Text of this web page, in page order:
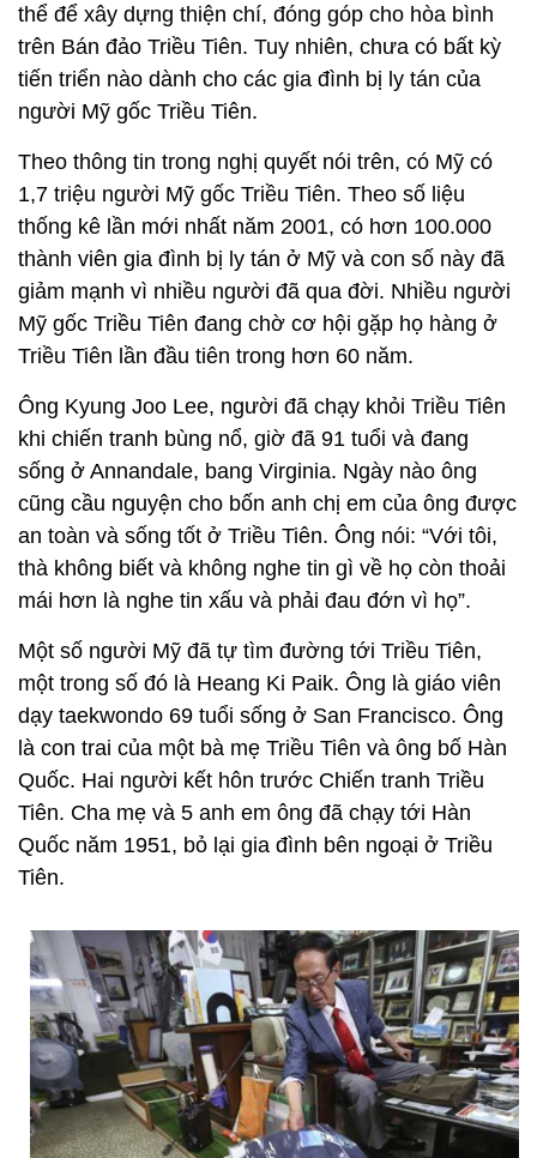
thể để xây dựng thiện chí, đóng góp cho hòa bình
trên Bán đảo Triều Tiên. Tuy nhiên, chưa có bất kỳ
tiến triển nào dành cho các gia đình bị ly tán của
người Mỹ gốc Triều Tiên.
Theo thông tin trong nghị quyết nói trên, có Mỹ có
1,7 triệu người Mỹ gốc Triều Tiên. Theo số liệu
thống kê lần mới nhất năm 2001, có hơn 100.000
thành viên gia đình bị ly tán ở Mỹ và con số này đã
giảm mạnh vì nhiều người đã qua đời. Nhiều người
Mỹ gốc Triều Tiên đang chờ cơ hội gặp họ hàng ở
Triều Tiên lần đầu tiên trong hơn 60 năm.
Ông Kyung Joo Lee, người đã chạy khỏi Triều Tiên
khi chiến tranh bùng nổ, giờ đã 91 tuổi và đang
sống ở Annandale, bang Virginia. Ngày nào ông
cũng cầu nguyện cho bốn anh chị em của ông được
an toàn và sống tốt ở Triều Tiên. Ông nói: “Với tôi,
thà không biết và không nghe tin gì về họ còn thoải
mái hơn là nghe tin xấu và phải đau đớn vì họ”.
Một số người Mỹ đã tự tìm đường tới Triều Tiên,
một trong số đó là Heang Ki Paik. Ông là giáo viên
dạy taekwondo 69 tuổi sống ở San Francisco. Ông
là con trai của một bà mẹ Triều Tiên và ông bố Hàn
Quốc. Hai người kết hôn trước Chiến tranh Triều
Tiên. Cha mẹ và 5 anh em ông đã chạy tới Hàn
Quốc năm 1951, bỏ lại gia đình bên ngoại ở Triều
Tiên.